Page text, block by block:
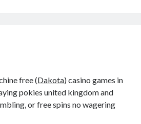
free (Dakota) casino games in
pokies united kingdom and
or free spins no wagering